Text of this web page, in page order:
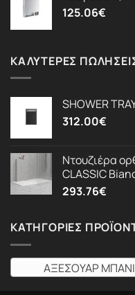
125.06€
ΚΑΛΎΤΕΡΕΣ
SHOWER
312.00€
Ντουζιέρα
CLASSIC
293.76€
ΚΑΤΗΓΟΡΊΕΣ
ΑΞΕΣΟΥΑΡ